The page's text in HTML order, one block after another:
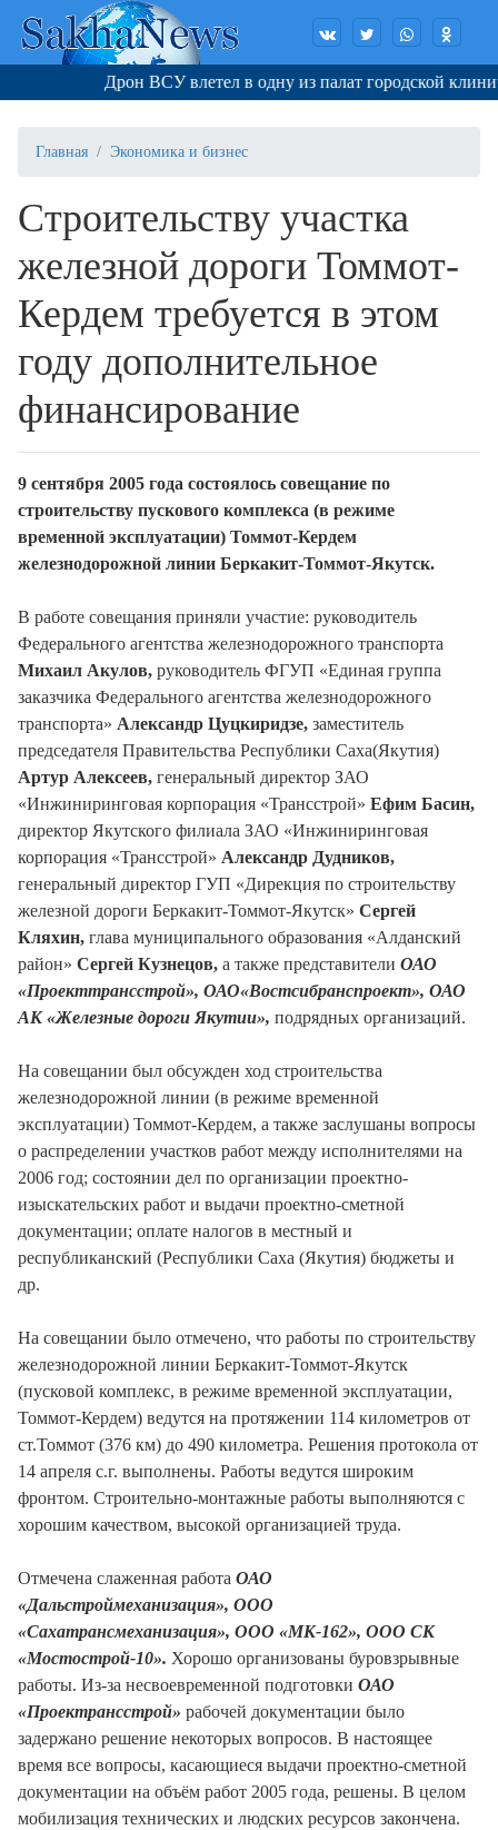
Дрон ВСУ влетел в одну из палат городской
Главная Экономика и бизнес
Строительству участка
железной дороги Томмот-
Кердем требуется в этом
году дополнительное
финансирование
9 сентября 2005 года состоялось совещание по
строительству пускового комплекса (в режиме
временной эксплуатации) Томмот-Кердем
железнодорожной линии Беркакит-Томмот-Якутск.
В работе совещания приняли участие: руководитель
Федерального агентства железнодорожного транспорта
Михаил Акулов, руководитель ФГУП «Единая группа
заказчика Федерального агентства железнодорожного
транспорта» Александр Цуцкиридзе, заместитель
председателя Правительства Республики Саха(Якутия)
Артур Алексеев, генеральный директор ЗАО
«Инжиниринговая корпорация «Трансстрой» Ефим Басин,
директор Якутского филиала ЗАО «Инжиниринговая
корпорация «Трансстрой» Александр Дудников,
генеральный директор ГУП «Дирекция по строительству
железной дороги Беркакит-Томмот-Якутск» Сергей
Кляхин, глава муниципального образования «Алданский
район» Сергей Кузнецов, а также представители ОАО
«Проекттрансстрой», ОАО«Востсибранспроект», ОАО
АК «Железные дороги Якутии», подрядных организаций.
На совещании был обсужден ход строительства
железнодорожной линии (в режиме временной
эксплуатации) Томмот-Кердем, а также заслушаны вопросы
о распределении участков работ между исполнителями на
2006 год; состоянии дел по организации проектно-
изыскательских работ и выдачи проектно-сметной
документации; оплате налогов в местный и
республиканский (Республики Саха (Якутия) бюджеты и
др.
На совещании было отмечено, что работы по строительству
железнодорожной линии Беркакит-Томмот-Якутск
(пусковой комплекс, в режиме временной эксплуатации,
Томмот-Кердем) ведутся на протяжении 114 километров от
ст.Томмот (376 км) до 490 километра. Решения протокола от
14 апреля с.г. выполнены. Работы ведутся широким
фронтом. Строительно-монтажные работы выполняются с
хорошим качеством, высокой организацией труда.
Отмечена слаженная работа ОАО
«Дальстроймеханизация», ООО
«Сахатрансмеханизация», ООО «МК-162», ООО СК
«Мостострой-10». Хорошо организованы буровзрывные
работы. Из-за несвоевременной подготовки ОАО
«Проектрансстрой» рабочей документации было
задержано решение некоторых вопросов. В настоящее
время все вопросы, касающиеся выдачи проектно-сметной
документации на объём работ 2005 года, решены. В целом
мобилизация технических и людских ресурсов закончена.